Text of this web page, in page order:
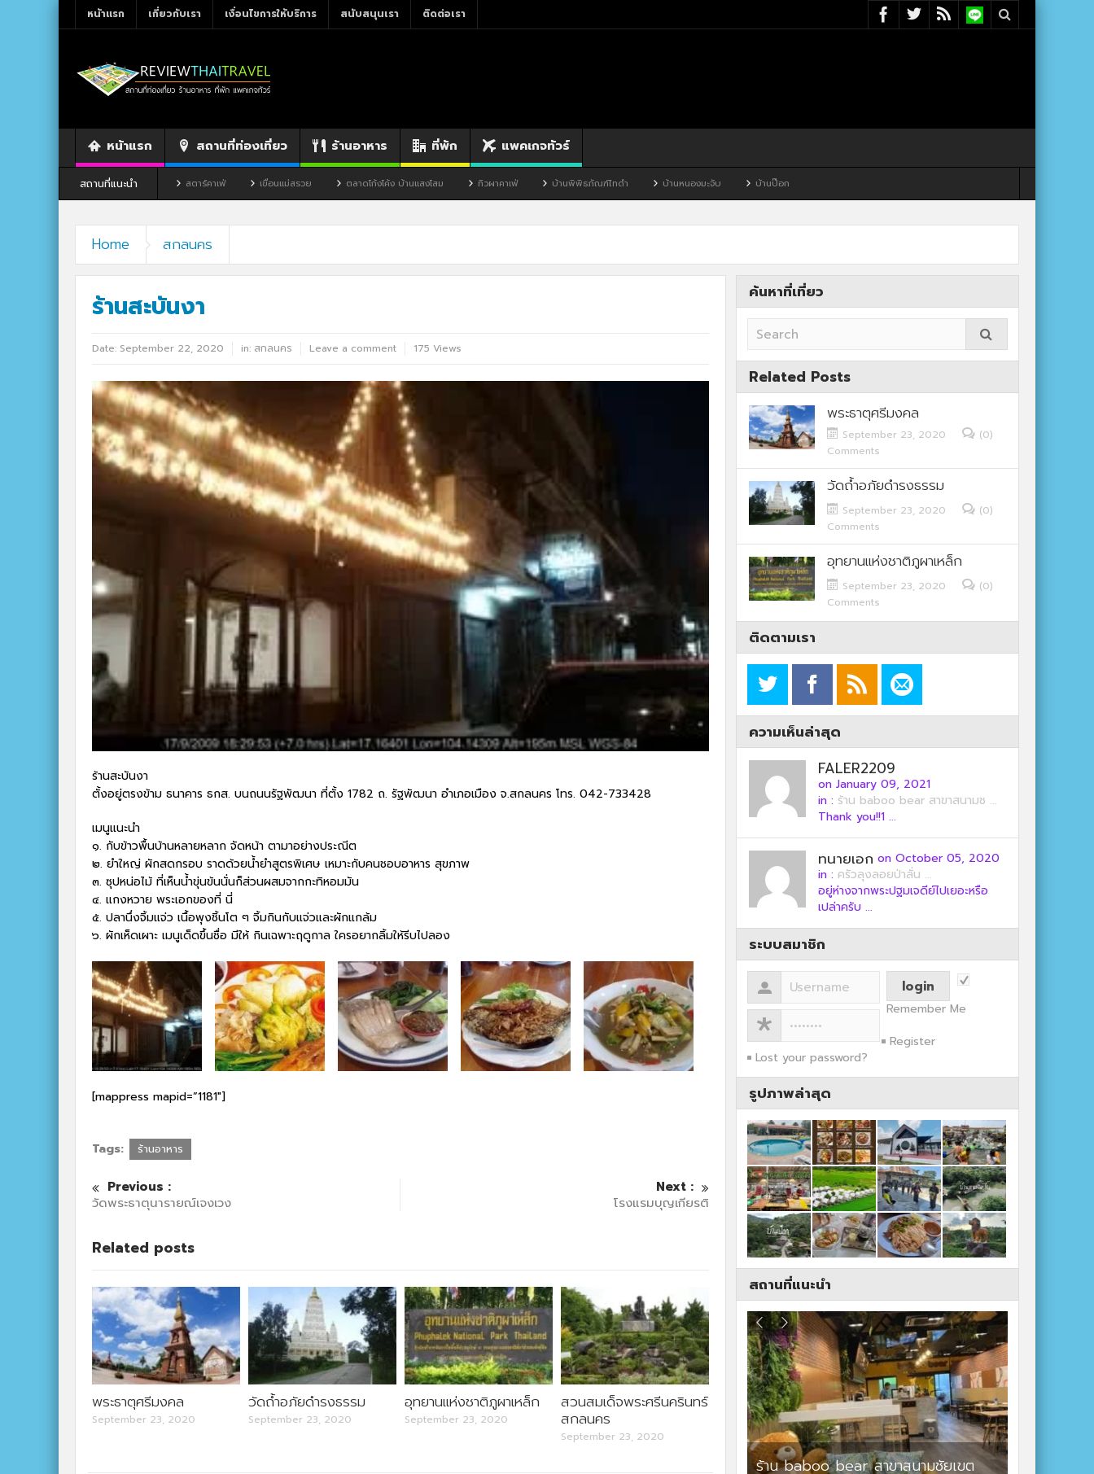
หน้าแรก เกี่ยวกับเรา เงื่อนไขการให้บริการ สนับสนุนเรา ติดต่อเรา
หน้าแรก สถานที่ท่องเที่ยว ร้านอาหาร ที่พัก แพคเกจทัวร์
สถานที่แนะนำ
สตาร์คาเฟ่ เขื่อนแม่สรวย ตลาดโก้งโค้ง บ้านแสงโสม ทิวผาคาเฟ่ บ้านพิพิธภัณฑ์ไทดำ บ้านหนองมะจับ บ้านป๊อก
Home สกลนคร
ร้านสะบันงา
Date: September 22, 2020 in: สกลนคร Leave a comment 175 Views
ร้านสะบันงา
ตั้งอยู่ตรงข้าม ธนาคาร ธกส. บนถนนรัฐพัฒนา ที่ตั้ง 1782 ถ. รัฐพัฒนา อำเภอเมือง จ.สกลนคร โทร. 042-733428
เมนูแนะนำ
๑. กับข้าวพื้นบ้านหลายหลาก จัดหน้า ตามาอย่างประณีต
๒. ยำใหญ่ ผักสดกรอบ ราดด้วยน้ำยำสูตรพิเศษ เหมาะกับคนชอบอาหาร สุขภาพ
๓. ซุปหน่อไม้ ที่เห็นน้ำขุ่นข้นนั่นก็ส่วนผสมจากกะทิหอมมัน
๔. แกงหวาย พระเอกของที่ นี่
๕. ปลานึ่งจิ้มแจ่ว เนื้อพุงชิ้นโต ๆ จิ้มกินกับแจ่วและผักแกล้ม
๖. ผักเห็ดเผาะ เมนูเด็ดขึ้นชื่อ มีให้ กินเฉพาะฤดูกาล ใครอยากลิ้มให้รีบไปลอง
[mappress mapid=”1181″]
Tags: ร้านอาหาร
Previous :
วัดพระธาตุนารายณ์เจงเวง
Next :
โรงแรมบุญเกียรติ
Related posts
พระธาตุศรีมงคล
September 23, 2020
วัดถ้ำอภัยดำรงธรรม
September 23, 2020
อุทยานแห่งชาติภูผาเหล็ก
September 23, 2020
สวนสมเด็จพระศรีนครินทร์
สกลนคร
September 23, 2020
ค้นหาที่เที่ยว
Related Posts
พระธาตุศรีมงคล
September 23, 2020
(0)
Comments
วัดถ้ำอภัยดำรงธรรม
September 23, 2020
(0)
Comments
อุทยานแห่งชาติภูผาเหล็ก
September 23, 2020
(0)
Comments
ติดตามเรา
ความเห็นล่าสุด
FALER2209
on January 09, 2021
in : ร้าน baboo bear สาขาสนามช ...
Thank you!!1 ...
ทนายเอก on October 05, 2020
in : ครัวลุงลอยป่าลั่น ...
อยู่ห่างจากพระปฐมเจดีย์ไปเยอะหรือ
เปล่าครับ ...
ระบบสมาชิก
Remember Me
Register
Lost your password?
รูปภาพล่าสุด
สถานที่แนะนำ
ร้าน baboo bear สาขาสนามชัยเขต